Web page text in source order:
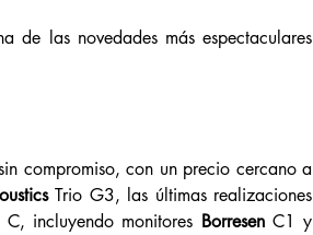
de las novedades más espectaculares
compromiso, con un precio cercano a
Trio G3, las últimas realizaciones
incluyendo monitores Borresen C1 y